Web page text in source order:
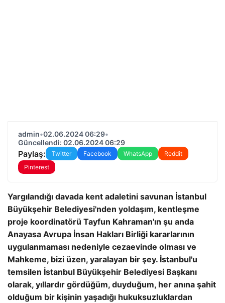
admin•02.06.2024 06:29•
Güncellendi: 02.06.2024 06:29
Paylaş: Twitter Facebook WhatsApp
Reddit
Pinterest
Yargılandığı davada kent adaletini savunan İstanbul
Büyükşehir Belediyesi'nden yoldaşım, kentleşme
proje koordinatörü Tayfun Kahraman'ın şu anda
Anayasa Avrupa İnsan Hakları Birliği kararlarının
uygulanmaması nedeniyle cezaevinde olması ve
Mahkeme, bizi üzen, yaralayan bir şey. İstanbul'u
temsilen İstanbul Büyükşehir Belediyesi Başkanı
olarak, yıllardır gördüğüm, duyduğum, her anına şahit
olduğum bir kişinin yaşadığı hukuksuzluklardan